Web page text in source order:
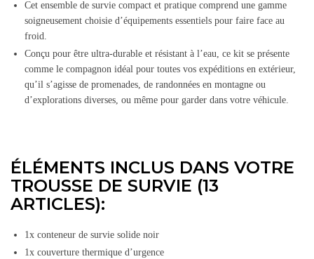
Cet ensemble de survie compact et pratique comprend une gamme
soigneusement choisie d’équipements essentiels pour faire face au
froid.
Conçu pour être ultra-durable et résistant à l’eau, ce kit se présente
comme le compagnon idéal pour toutes vos expéditions en extérieur,
qu’il s’agisse de promenades, de randonnées en montagne ou
d’explorations diverses, ou même pour garder dans votre véhicule.
ÉLÉMENTS INCLUS DANS VOTRE
TROUSSE DE SURVIE (13
ARTICLES):
1x conteneur de survie solide noir
1x couverture thermique d’urgence